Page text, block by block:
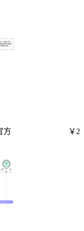
方
￥2